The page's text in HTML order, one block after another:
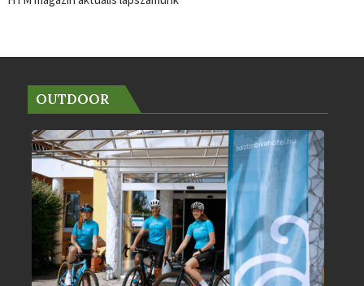
OUTDOOR